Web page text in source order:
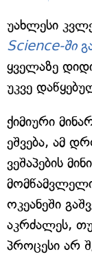
უახლესი
Science-ში
ყველაზე
უკვე
ქიმიური
ეშვება, ამ
ვეშაპების
ოკეანეში
აკრძალეს,
პროცესი არ